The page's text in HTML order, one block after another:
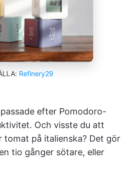
Refinery29
efter Pomodoro-
Och visste du att
tomat på italienska? Det gör
tio gånger sötare, eller